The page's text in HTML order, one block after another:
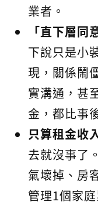
業者。
「直下層同
下說只是小
現，關係鬧
實溝通，甚
金，都比事
只算租金收
去就沒事了
氣壞掉、房
管理1個家